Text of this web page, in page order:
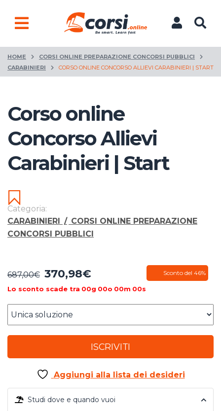
HOME
CORSI ONLINE PREPARAZIONE CONCORSI PUBBLICI
CARABINIERI
CORSO ONLINE CONCORSO ALLIEVI CARABINIERI | START
Corso online
Concorso Allievi
Carabinieri | Start
Categoria:
CARABINIERI
/ CORSI ONLINE PREPARAZIONE
CONCORSI PUBBLICI
687,00€ Il
prezzo
era:
687,00€.
370,98€Il
attuale
è:
Sconto del 46%
Lo sconto scade tra 00g 00o 00m 00s
ISCRIVITI
Aggiungi alla lista dei desideri
Studi dove e quando vuoi